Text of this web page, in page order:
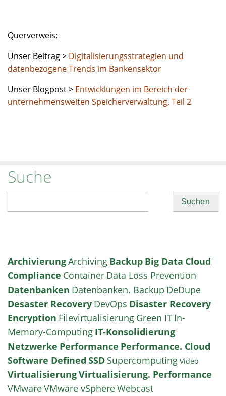
Querverweis:
Unser Beitrag > Digitalisierungsstrategien und
datenbezogene Trends im Bankensektor
Unser Blogpost > Entwicklungen im Bereich der
unternehmensweiten Speicherverwaltung, Teil 2
Suche
ArchivierungArchiving Backup Big Data Cloud
Compliance Container Data Loss Prevention
Datenbanken Datenbanken. Backup DeDupe
Desaster Recovery DevOps Disaster Recovery
Encryption Filevirtualisierung Green IT In-
Memory-Computing IT-Konsolidierung
Netzwerke Performance Performance. Cloud
Software Defined SSD Supercomputing Video
VirtualisierungVirtualisierung. Performance
VMwareVMware vSphereWebcast